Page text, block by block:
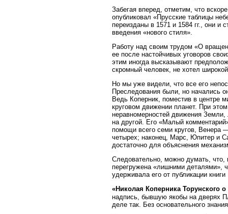
Забегая вперед, отметим, что
опубликовал «Прусские таблицы
переизданы в 1571 и 1584 гг., они и
введения «нового стиля».
Работу над своим трудом «О
ее после настойчивых уговоров
этим иногда высказывают
скромный человек, не хотел
Но мы уже видели, что все его
Преследования были, но начались
Ведь Коперник, поместив в центре
круговом движении планет. При
неравномерностей движения
на другой. Его «Малый
помощи всего семи кругов,
четырех; наконец, Марс, Юпитер и
достаточно для объяснения
Следовательно, можно думать, что,
перегружена «лишними деталями»,
удерживала его от публикации книги
«Николая Коперника Торунского
надпись, бывшую якобы на дверях
деле так. Без основательного